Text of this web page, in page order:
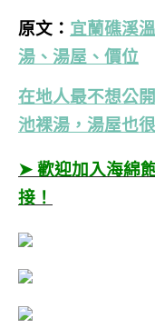
原文： 宜蘭礁溪
湯、湯屋、價位
在地人最不想公
池裸湯，湯屋也
➤ 歡迎加入海綿
接！